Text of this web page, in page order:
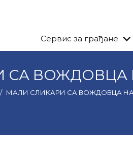
Сервис за грађане
ВОЖДОВЦА
/ МАЛИ СЛИКАРИ СА ВОЖДОВЦА НА